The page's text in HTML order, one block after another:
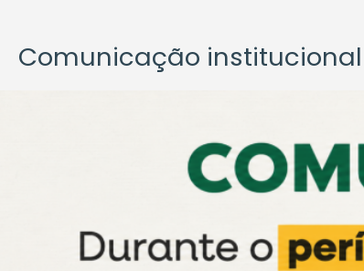
Comunicação institucional